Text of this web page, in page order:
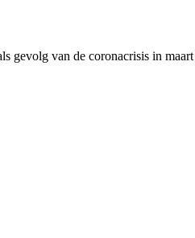
gevolg van de coronacrisis in